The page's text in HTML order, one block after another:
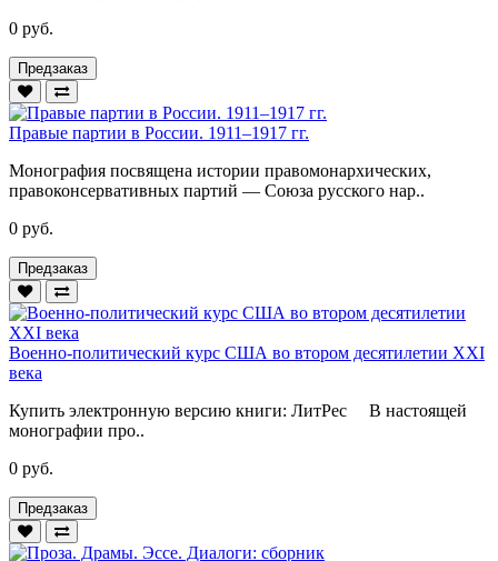
0 руб.
Предзаказ
Правые партии в России. 1911–1917 гг.
Монография посвящена истории правомонархических,
правоконсервативных партий — Союза русского нар..
0 руб.
Предзаказ
Военно-политический курс США во втором десятилетии ХХI
века
Купить электронную версию книги: ЛитРес В настоящей
монографии про..
0 руб.
Предзаказ